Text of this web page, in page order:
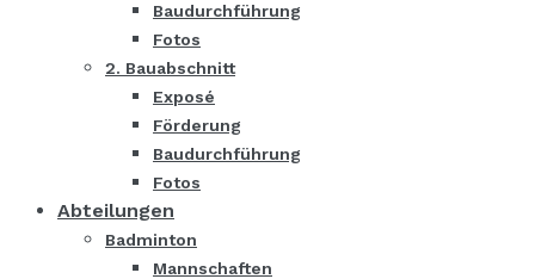
Baudurchführung
Fotos
2. Bauabschnitt
Exposé
Förderung
Baudurchführung
Fotos
Abteilungen
Badminton
Mannschaften